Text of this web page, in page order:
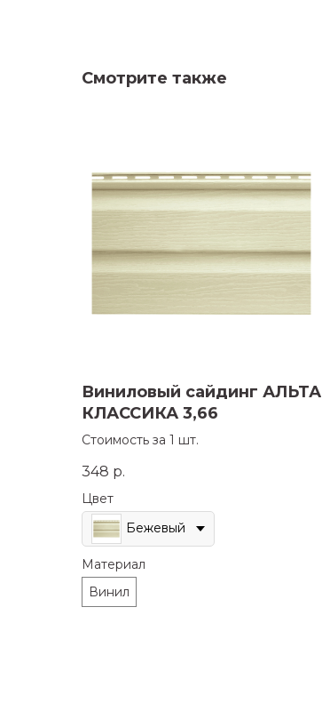
Смотрите также
Виниловый сайдинг АЛЬТА
КЛАССИКА 3,66
Стоимость за 1 шт.
348 р.
Цвет
Бежевый
Материал
Винил